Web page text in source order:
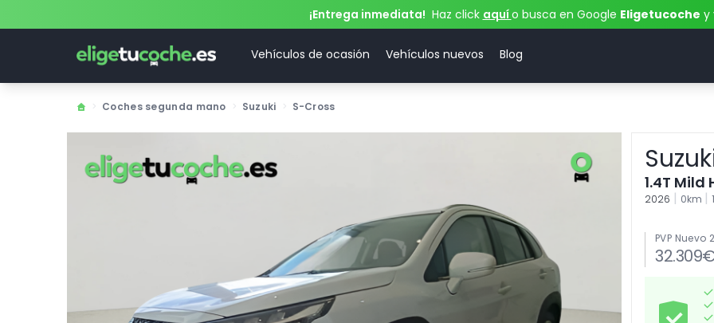
¡Entrega inmediata! Haz click aquío busca en Google Eligetucoche y
Vehículos de ocasión Vehículos nuevos Blog
Coches segunda mano Suzuki S-Cross
1.4T Mild
2026 | 0km |
PVP Nuevo